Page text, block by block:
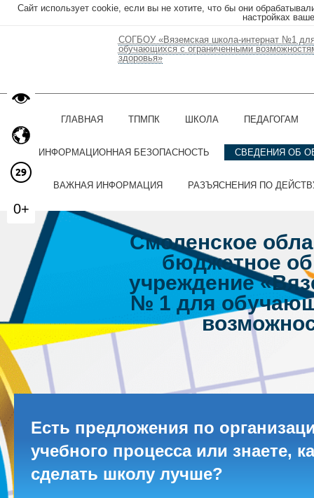
Сайт использует cookie, если вы не хотите, что бы они
настройках
СОГБОУ «Вяземская школа-интернат №1
обучающихся с ограниченными
здоровья»
ГЛАВНАЯ ТПМПК ШКОЛА ПЕДАГОГАМ
ИНФОРМАЦИОННАЯ БЕЗОПАСНОСТЬ СВЕДЕНИЯ ОБ
ВАЖНАЯ ИНФОРМАЦИЯ РАЗЪЯСНЕНИЯ ПО
Смоленское
бюджетное
учреждение
№ 1 для
Есть предложения по
учебного процесса или знаете,
сделать школу лучше?
0+